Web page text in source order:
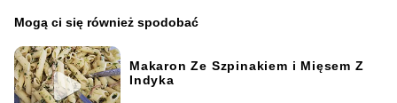
Mogą ci się również spodobać
Makaron Ze Szpinakiem i Mięsem Z
Indyka